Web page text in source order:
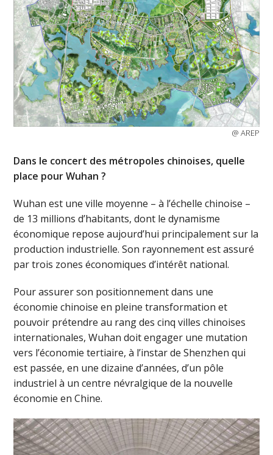
@ AREP
Dans le concert des métropoles chinoises, quelle
place pour Wuhan ?
Wuhan est une ville moyenne – à l’échelle chinoise –
de 13 millions d’habitants, dont le dynamisme
économique repose aujourd’hui principalement sur la
production industrielle. Son rayonnement est assuré
par trois zones économiques d’intérêt national.
Pour assurer son positionnement dans une
économie chinoise en pleine transformation et
pouvoir prétendre au rang des cinq villes chinoises
internationales, Wuhan doit engager une mutation
vers l’économie tertiaire, à l’instar de Shenzhen qui
est passée, en une dizaine d’années, d’un pôle
industriel à un centre névralgique de la nouvelle
économie en Chine.